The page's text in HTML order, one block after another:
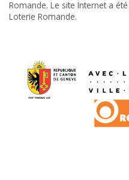
Romande. Le site Internet a
Loterie Romande.